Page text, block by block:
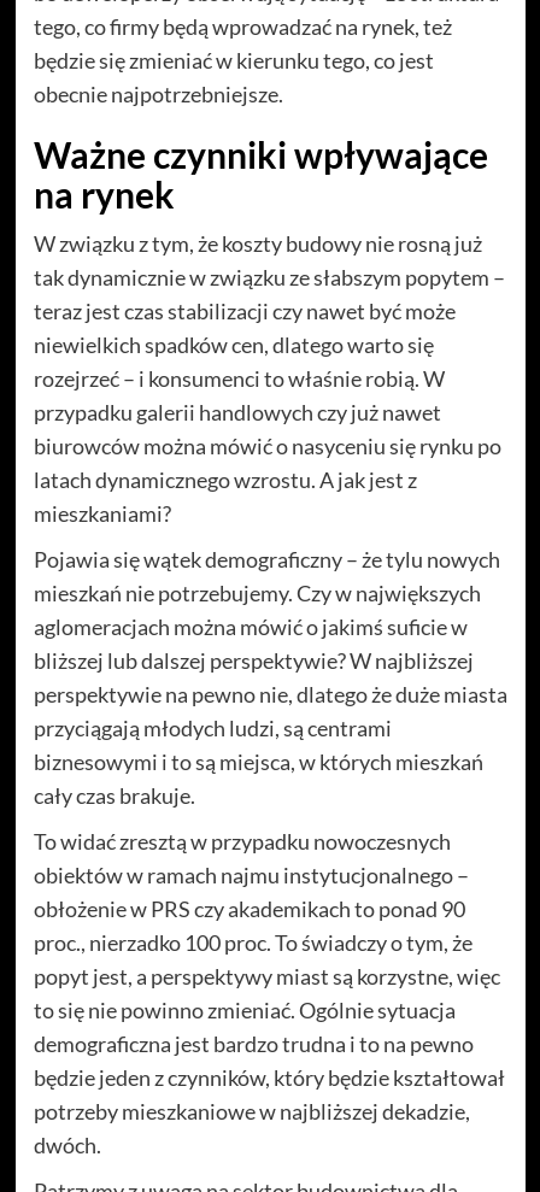
tego, co firmy będą wprowadzać na rynek, też
będzie się zmieniać w kierunku tego, co jest
obecnie najpotrzebniejsze.
Ważne czynniki wpływające
na rynek
W związku z tym, że koszty budowy nie rosną już
tak dynamicznie w związku ze słabszym popytem –
teraz jest czas stabilizacji czy nawet być może
niewielkich spadków cen, dlatego warto się
rozejrzeć – i konsumenci to właśnie robią. W
przypadku galerii handlowych czy już nawet
biurowców można mówić o nasyceniu się rynku po
latach dynamicznego wzrostu. A jak jest z
mieszkaniami?
Pojawia się wątek demograficzny – że tylu nowych
mieszkań nie potrzebujemy. Czy w największych
aglomeracjach można mówić o jakimś suficie w
bliższej lub dalszej perspektywie? W najbliższej
perspektywie na pewno nie, dlatego że duże miasta
przyciągają młodych ludzi, są centrami
biznesowymi i to są miejsca, w których mieszkań
cały czas brakuje.
To widać zresztą w przypadku nowoczesnych
obiektów w ramach najmu instytucjonalnego –
obłożenie w PRS czy akademikach to ponad 90
proc., nierzadko 100 proc. To świadczy o tym, że
popyt jest, a perspektywy miast są korzystne, więc
to się nie powinno zmieniać. Ogólnie sytuacja
demograficzna jest bardzo trudna i to na pewno
będzie jeden z czynników, który będzie kształtował
potrzeby mieszkaniowe w najbliższej dekadzie,
dwóch.